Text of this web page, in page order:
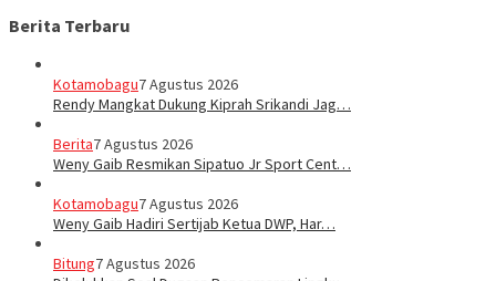
Berita Terbaru
Kotamobagu7 Agustus 2026
Rendy Mangkat Dukung Kiprah Srikandi Jag…
Berita7 Agustus 2026
Weny Gaib Resmikan Sipatuo Jr Sport Cent…
Kotamobagu7 Agustus 2026
Weny Gaib Hadiri Sertijab Ketua DWP, Har…
Bitung7 Agustus 2026